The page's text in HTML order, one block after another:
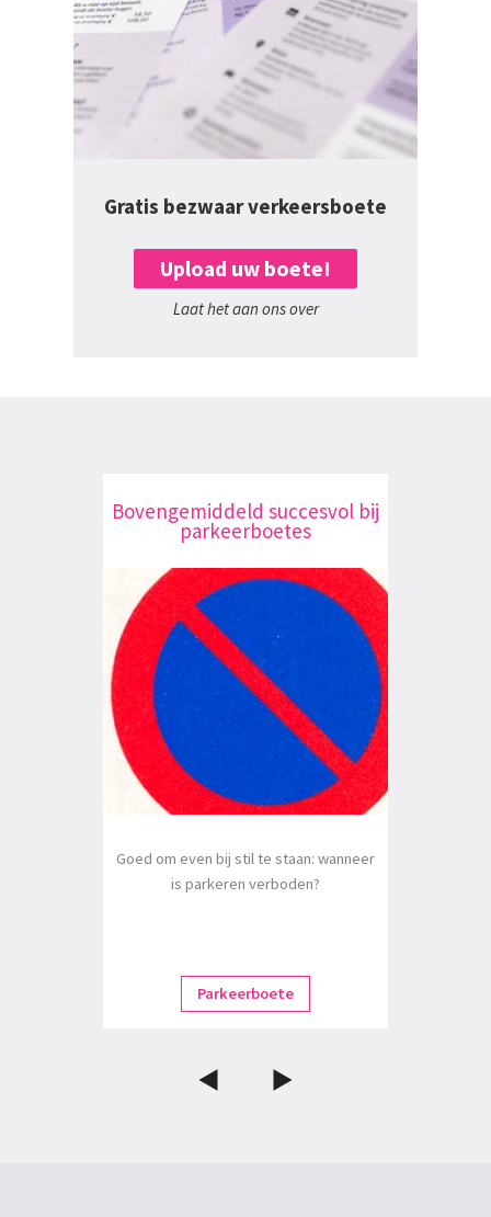
Gratis bezwaar verkeersboete
Upload uw boete!
Laat het aan ons over
Bovengemiddeld succesvol bij
parkeerboetes
Goed om even bij stil te staan: wanneer
is parkeren verboden?
Parkeerboete